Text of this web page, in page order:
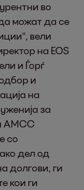
во
можат да се
вели
на EOS
и Ѓорѓ
и
на
за
AMCC
со
дел од
долгови, ги
кои ги